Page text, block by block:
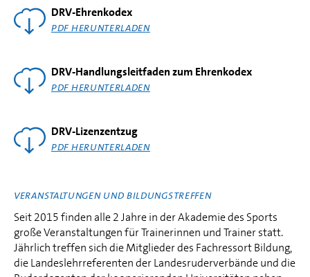
DRV-Ehrenkodex
PDF HERUNTERLADEN
DRV-Handlungsleitfaden zum Ehrenkodex
PDF HERUNTERLADEN
DRV-Lizenzentzug
PDF HERUNTERLADEN
VERANSTALTUNGEN UND BILDUNGSTREFFEN
Seit 2015 finden alle 2 Jahre in der Akademie des Sports
große Veranstaltungen für Trainerinnen und Trainer statt.
Jährlich treffen sich die Mitglieder des Fachressort Bildung,
die Landeslehrreferenten der Landesruderverbände und die